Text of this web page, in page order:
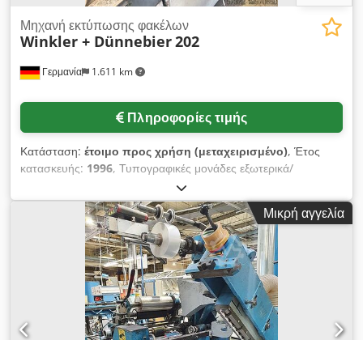
Γερμανία 1.611 km
Μηχανή εκτύπωσης φακέλων
Winkler + Dünnebier202
Πληροφορίες τιμής
Κατάσταση: έτοιμο προς χρήση (μεταχειρισμένο), Έτος
κατασκευής: 1996, Τυπογραφικές μονάδες εξωτερικά/
εσωτερικά: 2/1, μονάδες doctor-blade: 3, παραγωγική
ικανότητα: 800 φακέλους/λεπτό, σταθμός παραθύρου: Mini-
Splice 356 CMG, ρολά/σπάισερ: Winkler + Dünnebier 191,
οδηγός ρολού: Web Aligner BST EKR 1000, επικάλυψη:
standard remoist (κόλλα flap φακέλου), αντλίες μελανιού: 2,
απαγωγή: chips παραθύρου. Υπάρχει τεκμηρίωση. Είναι
δυνατή η επιθεώρηση στο χώρο. Dodpfxoxbrxfe Amiswa
Μικρή αγγελία